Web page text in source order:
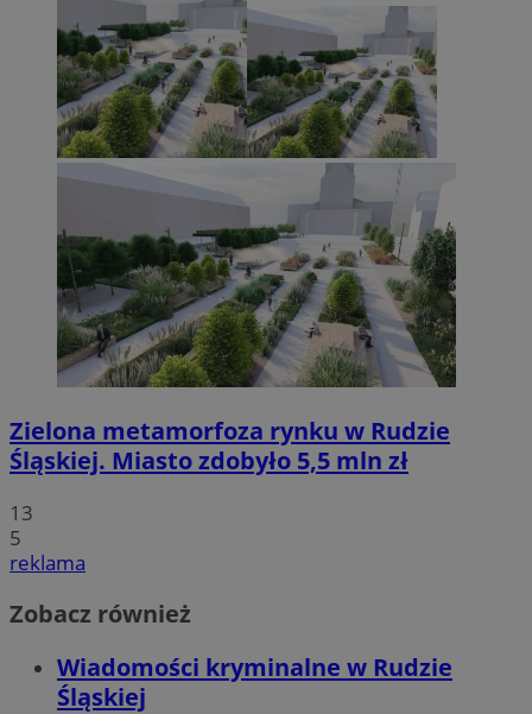
Zielona metamorfoza rynku w Rudzie
Śląskiej. Miasto zdobyło 5,5 mln zł
13
5
reklama
Zobacz również
Wiadomości kryminalne w Rudzie
Śląskiej